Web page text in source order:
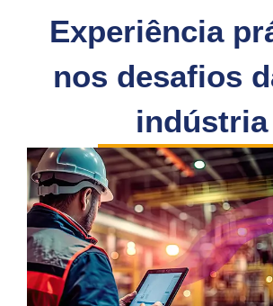
Experiência
nos desafios
indústria